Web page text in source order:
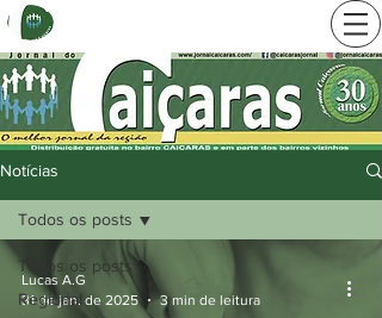
Notícias
Todos os posts
Regional
Todos os posts
Lucas A.G
31 de jan. de 2025
3 min de leitura